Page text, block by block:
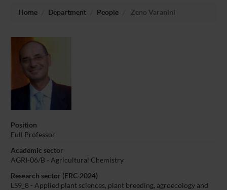
Home Department People Zeno Varanini
Position
Full Professor
Academic sector
AGRI-06/B - Agricultural Chemistry
Research sector (ERC-2024)
LS9_8 - Applied plant sciences, plant breeding, agroecology and